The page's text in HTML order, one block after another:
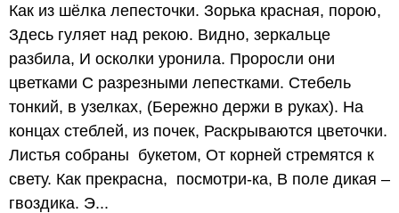
Как из шёлка лепесточки. Зорька красная, порою,
Здесь гуляет над рекою. Видно, зеркальце
разбила, И осколки уронила. Проросли они
цветками С разрезными лепестками. Стебель
тонкий, в узелках, (Бережно держи в руках). На
концах стеблей, из почек, Раскрываются цветочки.
Листья собраны букетом, От корней стремятся к
свету. Как прекрасна, посмотри-ка, В поле дикая –
гвоздика. Э...